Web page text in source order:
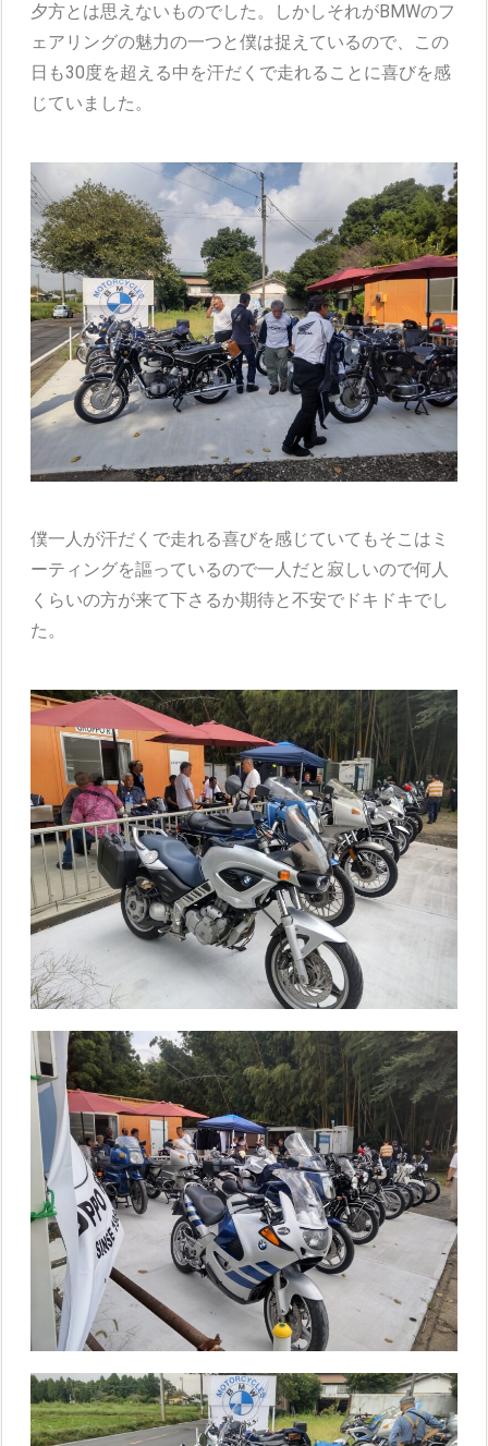
夕方とは思えないものでした。しかしそれがBMWのフ
ェアリングの魅力の一つと僕は捉えているので、この
日も30度を超える中を汗だくで走れることに喜びを感
じていました。
僕一人が汗だくで走れる喜びを感じていてもそこはミ
ーティングを謳っているので一人だと寂しいので何人
くらいの方が来て下さるか期待と不安でドキドキでし
た。